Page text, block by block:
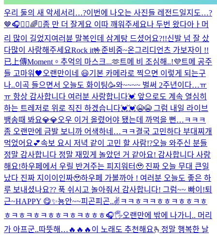
우리 둘의 새 악세서리…?이번에 나오는 사진들 레전드일지도…?
🤎🎧🙋‍♂️🌈✨좀 만 더 잘게요 이따 깨워주세요나 두번 왔다아ㅏ 머
리 많이 길었지 여러뷴 말복인데 삼계탕 드셨어요?!!신발 넘 잘 샀
다많이 사랑해주세요Rock it🤟준비중~온그리디언츠 가보자이 !!
已上傳Moment。 추억의 마스크...🫶트메 비 조심해..!💜트메 공주
들 고마워🖤 오랜만이네 😃기본 카메라로 찍으면 이렇게 되는구
나..이곡 들으면서 오늘도 화이팅🥳와~~~~ 벌써 2주년이다…ㅠ
ㅠ 항상 감사합니다 여러분 사랑합니다💓 앞으로도 계속 열심히
하는 트레저로 위로 직진 하겠습니다💓💓😭😭 그럼 내일 라이브
뱅송때 봐요💎💎오우 이거 올렸어야 됐는데 까먹을 뻔…ㅋㅋㅋ
좀 오랜만에 금발 보니까 어색하네…ㅋㅋ 결국 고민하다 부대찌개
먹었어요💕속보 요시 저녁 같이 고민 할 사람!?오늘 와주신 분들
정말 감사합니다 정말 재밌게 놀았던 거 같아요! 감사합니다 사랑
해요!하우페에서 우릴 반겨주는 피지워터🥹 진짜 오늘 무대 큰일
났다 진짜 지이이인짜🥹하우페 가볼까아 ! 여러분 오늘도 좋은 하
루 보내셨나요?? 푹 쉬시고 놀아줘서 감사합니다! 그럼~~ 빠이!퇴
근~HAPPY 😋✨뇽안~~피곤피곤..✌️ㅋㅋㅎㅋㅋㅎㅎㅋㅎㅎㅋㅎ
ㅎㅋㅎㅋㅎㅋㅎㅎㅋㅎㅋㅎㅎㅎ🎧🖐오랜만에 밖에 나가니.. 머리
가 아프군..따뜻해… 🔥🔥🔥 이 노래도 추천해요🫰 정말 행복한 날